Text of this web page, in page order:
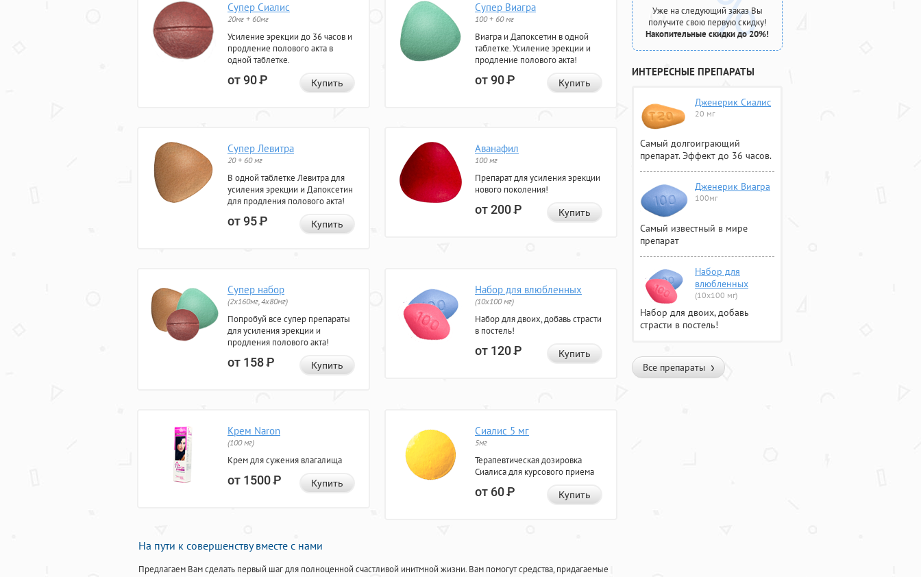
Супер Сиалис
20мг + 60мг
Усиление эрекции до 36 часов и
продление полового акта в
одной таблетке.
от 90Р Купить
Супер Виагра
100 + 60 мг
Виагра и Дапоксетин в одной
таблетке. Усиление эрекции и
продление полового акта!
от 90Р Купить
Супер Левитра
20 + 60 мг
В одной таблетке Левитра для
усиления эрекции и Дапоксетин
для продления полового акта!
от 95Р Купить
Аванафил
100 мг
Препарат для усиления эрекции
нового поколения!
от 200Р Купить
Супер набор
(2х160мг, 4х80мг)
Попробуй все супер препараты
для усиления эрекции и
продления полового акта!
от 158Р Купить
Набор для влюбленных
(10х100 мг)
Набор для двоих, добавь страсти
в постель!
от 120Р Купить
Крем Naron
(100 мг)
Крем для сужения влагалища
от 1500Р Купить
Сиалис 5 мг
5мг
Терапевтическая дозировка
Сиалиса для курсового приема
от 60Р Купить
На пути к совершенству вместе с нами
Предлагаем Вам сделать первый шаг для полноценной счастливой инитмной жизни. Вам помогут средства, придагаемые
Уже на следующий заказ Вы
получите свою первую скидку!
Накопительные скидки до 20%!
ИНТЕРЕСНЫЕ ПРЕПАРАТЫ
Дженерик Сиалис
20 мг
Самый долгоиграющий
препарат. Эффект до 36 часов.
Дженерик Виагра
100мг
Самый известный в мире
препарат
Набор для
влюбленных
(10х100 мг)
Набор для двоих, добавь
страсти в постель!
Все препараты